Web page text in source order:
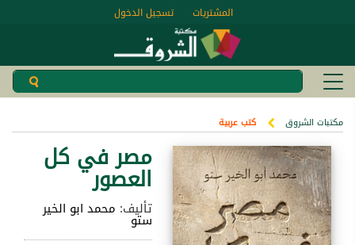
تسجيل الدخول المشتريات
مكتبات الشروق كتب عربية
مصر في كل
العصور
تأليف: محمد ابو الخير
ستو